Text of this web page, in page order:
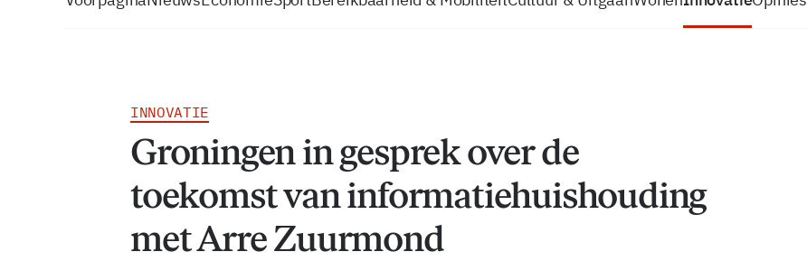
INNOVATIE
Groningen in gesprek over de
toekomst van informatiehuishouding
met Arre Zuurmond